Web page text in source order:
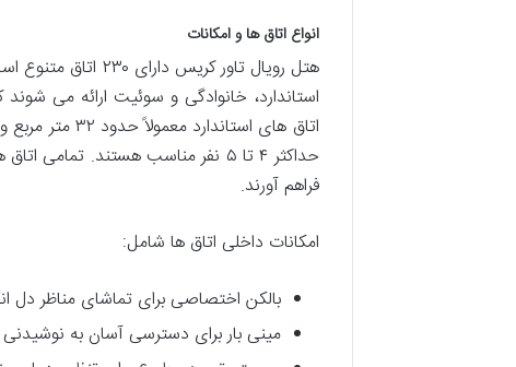
انواع اتاق ها و امکانات
هتل رویال تاور
استاندارد، خانوادگی و سوئیت ارائه می
حداکثر ۴ تا ۵ نفر مناسب هستند.
فراهم آورند.
امکانات داخلی اتاق ها شامل:
بالکن اختصاصی برای تماشای مناظر دل
مینی بار برای دسترسی آسان به